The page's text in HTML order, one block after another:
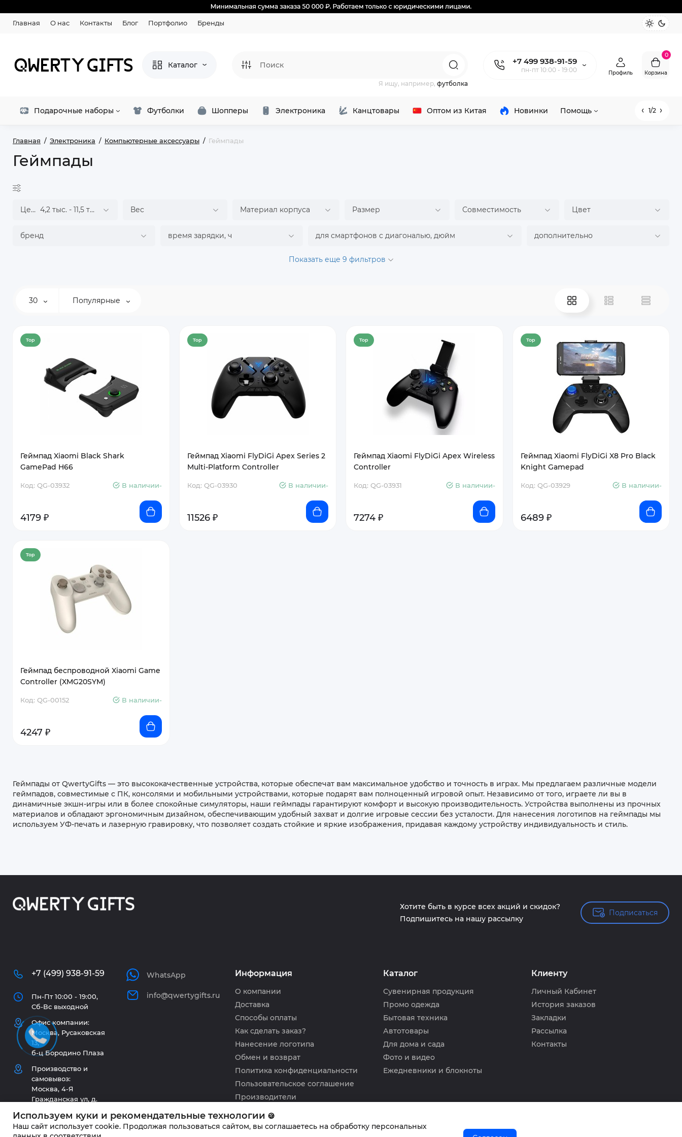
Главная О нас Контакты Блог Портфолио Бренды
Каталог +7 499 938-91-59
пн-пт 10:00 - 19:00
Я ищу, например, футболка
Профиль
0
Корзина
Подарочные наборы Футболки Шопперы Электроника Канцтовары Оптом из Китая Новинки Помощь 1/2
Главная Электроника Компьютерные аксессуары Геймпады
Геймпады
4,2 тыс. - 11,5 тыс. ₽
Цена Вес Материал корпуса Размер Совместимость Цвет
бренд время зарядки, ч для смартфонов с диагональю, дюйм дополнительно
Показать еще 9 фильтров
30 Популярные
Top
Геймпад Xiaomi Black Shark
GamePad H66
Код: QG-03932 В наличии-
4179 ₽
Top
Геймпад Xiaomi FlyDiGi Apex Series 2
Multi-Platform Controller
Код: QG-03930 В наличии-
11526 ₽
Top
Геймпад Xiaomi FlyDiGi Apex Wireless
Controller
Код: QG-03931 В наличии-
7274 ₽
Top
Геймпад Xiaomi FlyDiGi X8 Pro Black
Knight Gamepad
Код: QG-03929 В наличии-
6489 ₽
Top
Геймпад беспроводной Xiaomi Game
Controller (XMG20SYM)
Код: QG-00152 В наличии-
4247 ₽
Геймпады от QwertyGifts — это высококачественные устройства, которые обеспечат вам максимальное удобство и точность в играх. Мы предлагаем различные модели
геймпадов, совместимые с ПК, консолями и мобильными устройствами, которые подарят вам полноценный игровой опыт. Независимо от того, играете ли вы в
динамичные экшн-игры или в более спокойные симуляторы, наши геймпады гарантируют комфорт и высокую производительность. Устройства выполнены из прочных
материалов и обладают эргономичным дизайном, обеспечивающим удобный захват и долгие игровые сессии без усталости. Для нанесения логотипов на геймпады мы
используем УФ-печать и лазерную гравировку, что позволяет создать стойкие и яркие изображения, придавая каждому устройству индивидуальность и стиль.
Хотите быть в курсе всех акций и скидок?
Подпишитесь на нашу рассылку
Подписаться
Подписаться
+7 (499) 938-91-59
Пн-Пт 10:00 - 19:00,
Сб-Вс выходной
Офис компании:
Москва, Русаковская
13,
б-ц Бородино Плаза
Производство и
самовывоз:
Москва, 4-Я
Гражданская ул, д.
WhatsApp
info@qwertygifts.ru
Информация
О компании
Доставка
Способы оплаты
Как сделать заказ?
Нанесение логотипа
Обмен и возврат
Политика конфиденциальности
Пользовательское соглашение
Производители
Каталог
Сувенирная продукция
Промо одежда
Бытовая техника
Автотовары
Для дома и сада
Фото и видео
Ежедневники и блокноты
Клиенту
Личный Кабинет
История заказов
Закладки
Рассылка
Контакты
Используем куки и рекомендательные технологии 🍪
Наш сайт использует cookie. Продолжая пользоваться сайтом, вы соглашаетесь на обработку персональных